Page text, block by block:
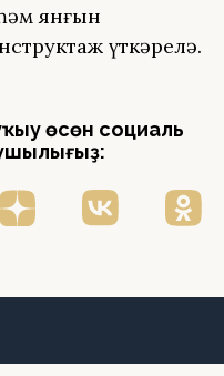
янғын
үткәрелә.
өсөн социаль